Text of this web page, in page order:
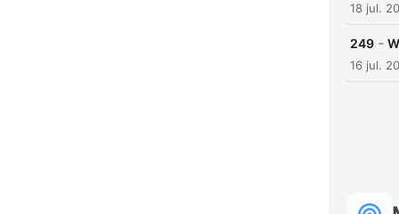
18 jul.
249 -
16 jul.